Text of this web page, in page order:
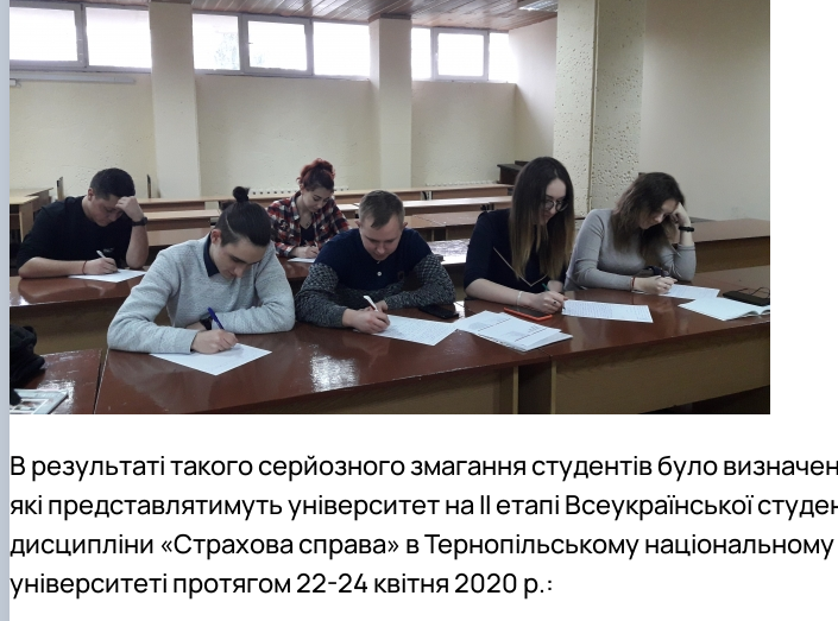
В результаті такого серйозного змагання студентів було
які представлятимуть університет на ІІ етапі Всеукраїнської
дисципліни «Страхова справа» в Тернопільському
університеті протягом 22-24 квітня 2020 р.: